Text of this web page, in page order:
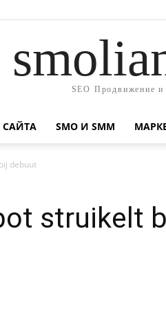
SEO Продвижение и
САЙТА SMO И SMM
debuut
struikelt